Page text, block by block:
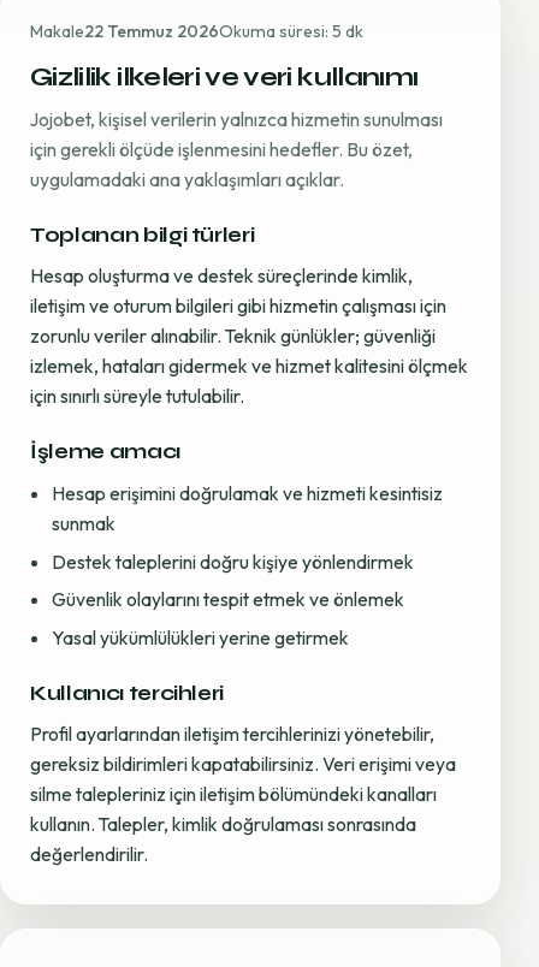
Makale22 Temmuz 2026Okuma süresi: 5 dk
Gizlilik ilkeleri ve veri kullanımı
Jojobet, kişisel verilerin yalnızca hizmetin sunulması
için gerekli ölçüde işlenmesini hedefler. Bu özet,
uygulamadaki ana yaklaşımları açıklar.
Toplanan bilgi türleri
Hesap oluşturma ve destek süreçlerinde kimlik,
iletişim ve oturum bilgileri gibi hizmetin çalışması için
zorunlu veriler alınabilir. Teknik günlükler; güvenliği
izlemek, hataları gidermek ve hizmet kalitesini ölçmek
için sınırlı süreyle tutulabilir.
İşleme amacı
Hesap erişimini doğrulamak ve hizmeti kesintisiz
sunmak
Destek taleplerini doğru kişiye yönlendirmek
Güvenlik olaylarını tespit etmek ve önlemek
Yasal yükümlülükleri yerine getirmek
Kullanıcı tercihleri
Profil ayarlarından iletişim tercihlerinizi yönetebilir,
gereksiz bildirimleri kapatabilirsiniz. Veri erişimi veya
silme talepleriniz için iletişim bölümündeki kanalları
kullanın. Talepler, kimlik doğrulaması sonrasında
değerlendirilir.